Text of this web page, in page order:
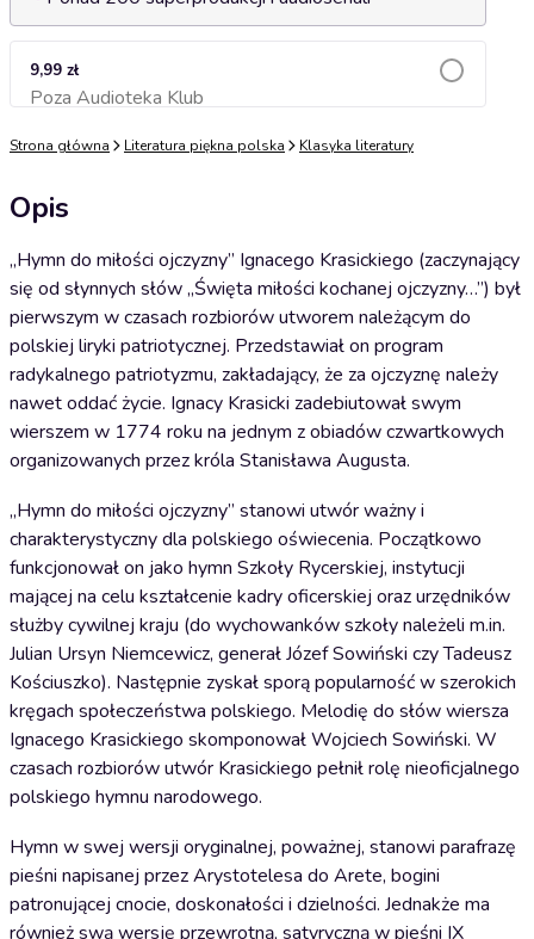
9,99 zł
Poza Audioteka KlubDodaj do koszyka
Strona główna Literatura piękna polska Klasyka literatury
Opis
„Hymn do miłości ojczyzny” Ignacego Krasickiego (zaczynający
się od słynnych słów „Święta miłości kochanej ojczyzny…”) był
pierwszym w czasach rozbiorów utworem należącym do
polskiej liryki patriotycznej. Przedstawiał on program
radykalnego patriotyzmu, zakładający, że za ojczyznę należy
nawet oddać życie. Ignacy Krasicki zadebiutował swym
wierszem w 1774 roku na jednym z obiadów czwartkowych
organizowanych przez króla Stanisława Augusta.
„Hymn do miłości ojczyzny” stanowi utwór ważny i
charakterystyczny dla polskiego oświecenia. Początkowo
funkcjonował on jako hymn Szkoły Rycerskiej, instytucji
mającej na celu kształcenie kadry oficerskiej oraz urzędników
służby cywilnej kraju (do wychowanków szkoły należeli m.in.
Julian Ursyn Niemcewicz, generał Józef Sowiński czy Tadeusz
Kościuszko). Następnie zyskał sporą popularność w szerokich
kręgach społeczeństwa polskiego. Melodię do słów wiersza
Ignacego Krasickiego skomponował Wojciech Sowiński. W
czasach rozbiorów utwór Krasickiego pełnił rolę nieoficjalnego
polskiego hymnu narodowego.
Hymn w swej wersji oryginalnej, poważnej, stanowi parafrazę
pieśni napisanej przez Arystotelesa do Arete, bogini
patronującej cnocie, doskonałości i dzielności. Jednakże ma
również swą wersję przewrotną, satyryczną w pieśni IX